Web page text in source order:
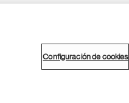
Search
Configuración de cookies